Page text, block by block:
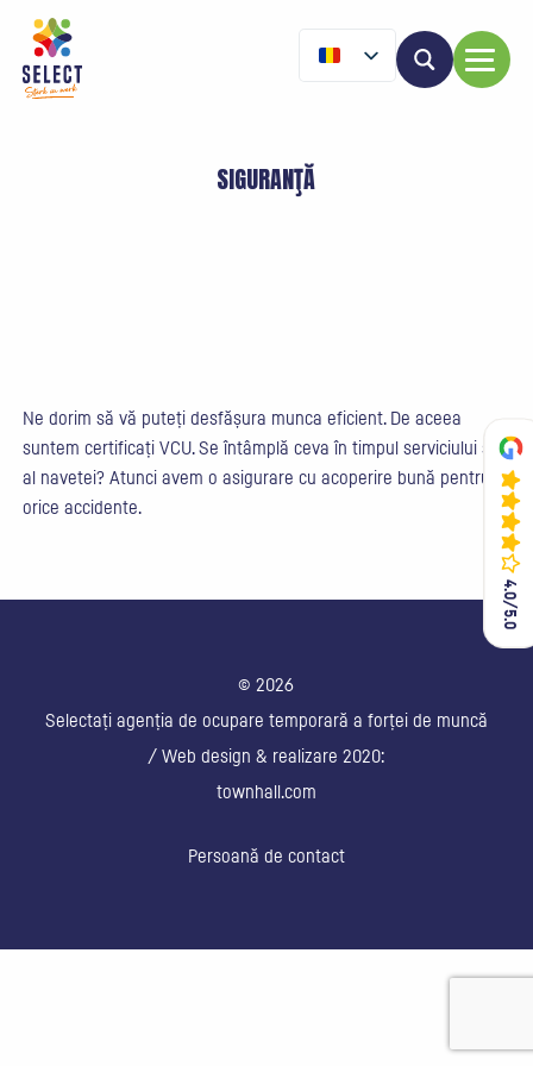
4.0/5.0
4.0/5.0
SIGURANŢĂ
Ne dorim să vă puteți desfășura munca eficient. De aceea
suntem certificați VCU. Se întâmplă ceva în timpul serviciului sau
al navetei? Atunci avem o asigurare cu acoperire bună pentru
orice accidente.
© 2026
Selectați agenția de ocupare temporară a forței de muncă
/ Web design & realizare 2020:
townhall.com
Persoană de contact